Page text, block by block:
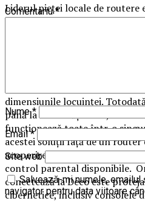
Liderul pieţei locale de routere
lansat recent Deco M5, pe
mai sigur sistem Wi-Fi.
asigurând o acoperire de
dimensiunile locuinţei.
până la 10 unităţi Deco, ce se
funcţionează toate într-o
acestei soluţii faţă de un
acoperire şi, în plus, nivelul de
control parental disponibile.
conectează la Deco este
cibernetice, inclusiv consolele
Comentariu*
Nume*
Email*
Site web
Salvează-mi numele,
navigator pentru data viitoare